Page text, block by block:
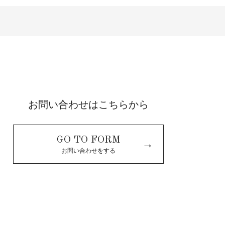
お問い合わせはこちらから
GO TO FORM
お問い合わせをする
→